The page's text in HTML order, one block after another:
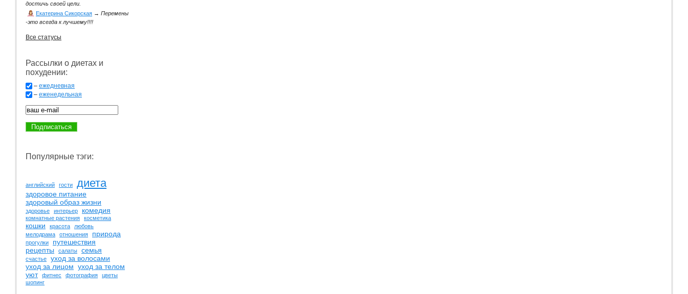
достичь своей цели.
Екатерина Сикорская → Перемены
-это всегда к лучшему!!!!
Все статусы
Рассылки о диетах и
похудении:
– ежедневная
– еженедельная
Популярные тэги:
английский гости диета
здоровое питание
здоровый образ жизни
здоровье интерьер комедия
комнатные растения косметика
кошки красота
любовь
мелодрама
отношения природа
прогулки
путешествия
рецепты
салаты семья
счастье
уход за волосами
уход за лицом уход за телом
уют
фитнес фотография
цветы
шопинг